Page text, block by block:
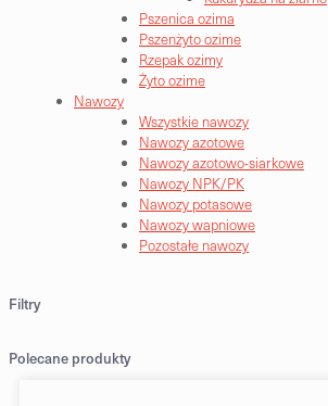
Pszenica ozima
Pszenżyto ozime
Rzepak ozimy
Żyto ozime
Nawozy
Wszystkie nawozy
Nawozy azotowe
Nawozy azotowo-siarkowe
Nawozy NPK/PK
Nawozy potasowe
Nawozy wapniowe
Pozostałe nawozy
Filtry
Polecane produkty